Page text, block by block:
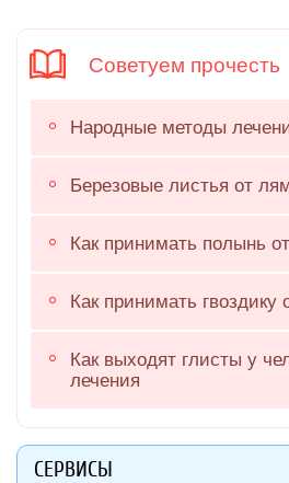
Советуем прочесть
Народные методы
Березовые листья от
Как принимать полынь
Как принимать гвоздику
Как выходят глисты у
лечения
СЕРВИСЫ